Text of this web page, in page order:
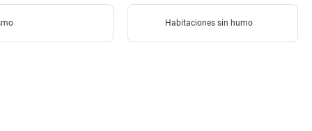
Habitaciones sin humo